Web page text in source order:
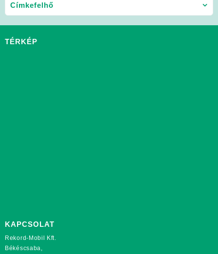
Címkefelhő
TÉRKÉP
KAPCSOLAT
Rekord-Mobil Kft.
Békéscsaba,